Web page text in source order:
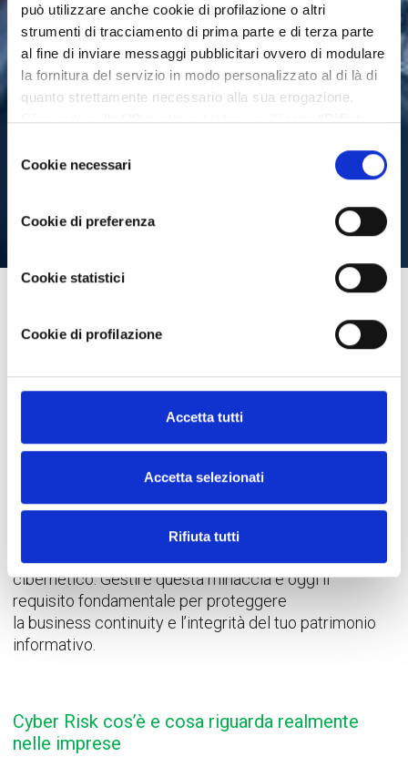
può utilizzare anche cookie di profilazione o altri
strumenti di tracciamento di prima parte e di terza parte
al fine di inviare messaggi pubblicitari ovvero di modulare
la fornitura del servizio in modo personalizzato al di là di
quanto strettamente necessario alla sua erogazione.
Cliccando sulla “X” in alto a destra o sull’icona “Rifiuta
cookie diversi da quelli tecnici. Se invece vuole
personalizzare le Sue scelte può selezionare i cookie
diversi da quelli tecnici e successivamente cliccare su
“Accetta selezionati”. Ulteriori informazioni sono
delCookie necessari
Cookie di preferenza
Cookie statistici
Cookie di profilazione
Accetta tutti
Accetta selezionati
Rifiuta tutti
prevenzione per aziende
La digitalizzazione integrale dei processi aziendali
Ogni innovazione introdotta per guadagnare
scalabilità e agilità porta con sé un’esposizione
proporzionale al
cibernetico. Gestire questa minaccia è oggi il
requisito fondamentale per proteggere
la business continuitye l’integrità del tuo patrimonio
informativo.
Cyber Risk cos’è e cosa riguarda realmente
nelle imprese